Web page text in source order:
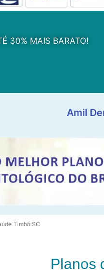
30% MAIS BARATO!
Amil
Timbó SC
Planos